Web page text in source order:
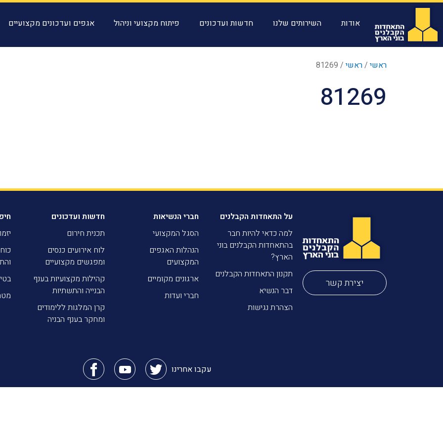
אודות השירותים שלנו חדשות ועדכונים פיתוח מקצועי וניהול אגפים ועדכונים מקצועיים
ראשי /ראשי /
81269
81269
יצירת קשר
על התאחדות הקבלנים
למה כדאי להיות חבר
בהתאחדות הקבלנים בוני
הארץ?
תקנון התאחדות הקבלנים
דבר הנשיא
הצהרת נגישות
חברי הנשיאות
הסגל המקצועי
הנהלות האגפים
המקצועים
ארגונים מקומיים
חברי ועדות
חדשות ועדכונים
תכנית חירום
לוח אירועים כנסים
ומפגשים מקצועיים
קהילות מקצועיות בענף
הבנייה והתשתיות
קרן המלגות ללימודים
ומחקר בענף הבניה
עקבו אחרינו